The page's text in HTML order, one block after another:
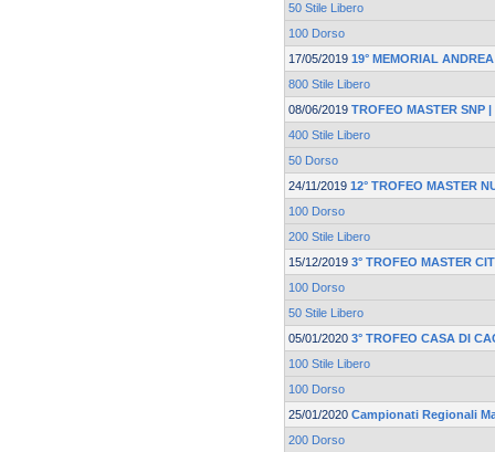
50 Stile Libero
100 Dorso
17/05/2019 19° MEMORIAL
800 Stile Libero
08/06/2019 TROFEO MASTER SNP
400 Stile Libero
50 Dorso
24/11/2019 12° TROFEO MASTER
100 Dorso
200 Stile Libero
15/12/2019 3° TROFEO MASTER
100 Dorso
50 Stile Libero
05/01/2020 3° TROFEO CASA DI
100 Stile Libero
100 Dorso
25/01/2020 Campionati Regionali
200 Dorso